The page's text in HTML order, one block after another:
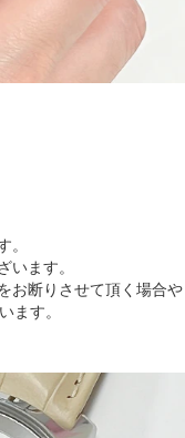
ます。
お断りさせて頂く場合や
ます。